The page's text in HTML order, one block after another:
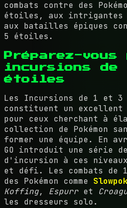
combats contre des
étoiles, aux intrigantes
aux batailles épiques
5 étoiles.
Préparez-
incursions de
étoiles
Les Incursions de 1 et
constituent un excellent
pour ceux cherchant à
collection de Pokémon
former une équipe. En
GO introduit une série
d'incursion à ces
et défi. Les combats de
des Pokémon comme
Koffing, Espurr et
les dresseurs solo.